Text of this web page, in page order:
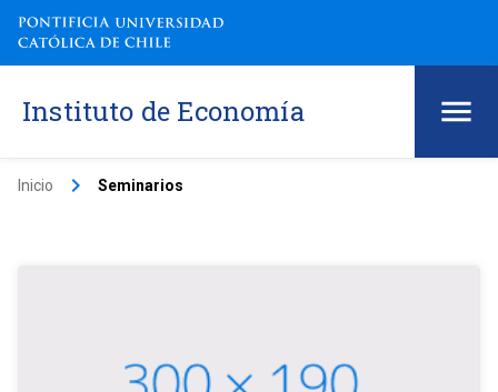
Instituto de Economía
Inicio keyboard_arrow_right Seminarios